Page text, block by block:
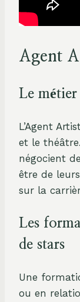
Agent
Le métier
L’Agent
et le
négocient
être de
sur la
Les
de stars
Une
ou en